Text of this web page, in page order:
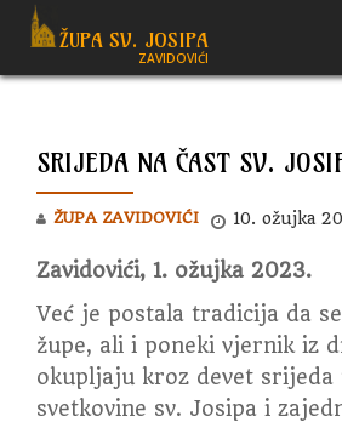
to
ŽUPA SV. JOSIPA
ZAVIDOVIĆI
SRIJEDA NA ČAST SV.
ŽUPA ZAVIDOVIĆI 10. ožujka
Zavidovići, 1. ožujka 2023.
Već je postala tradicija da
župe, ali i poneki vjernik iz
okupljaju kroz devet srijeda
svetkovine sv. Josipa i